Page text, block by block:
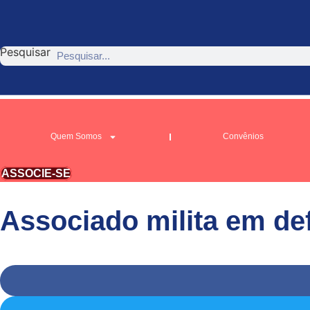
conteúdo
Pesquisar
Quem Somos Convênios
ASSOCIE-SE
Associado milita em